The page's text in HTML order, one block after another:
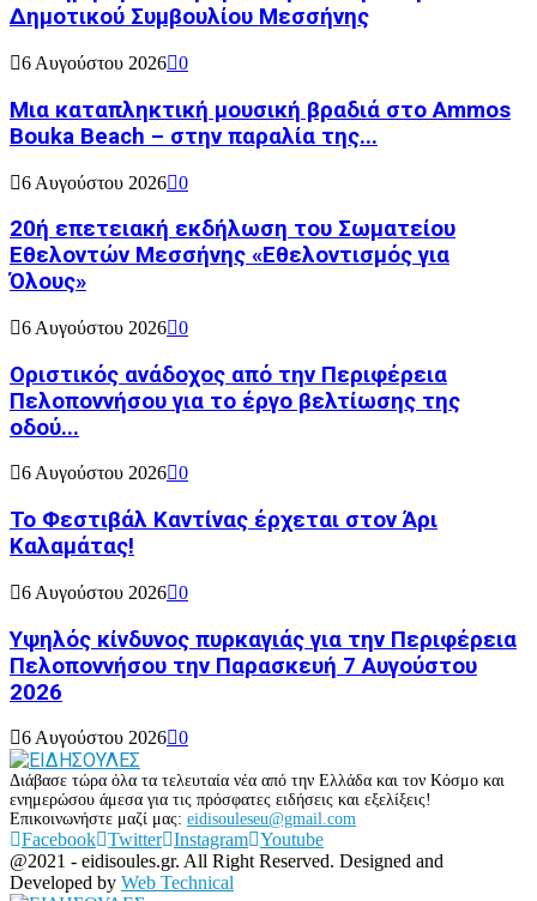
Δημοτικού Συμβουλίου Μεσσήνης
6 Αυγούστου 2026 0
Μια καταπληκτική μουσική βραδιά στο Ammos
Bouka Beach – στην παραλία της...
6 Αυγούστου 2026 0
20ή επετειακή εκδήλωση του Σωματείου
Εθελοντών Μεσσήνης «Εθελοντισμός για
Όλους»
6 Αυγούστου 2026 0
Οριστικός ανάδοχος από την Περιφέρεια
Πελοποννήσου για το έργο βελτίωσης της
οδού...
6 Αυγούστου 2026 0
Το Φεστιβάλ Καντίνας έρχεται στον Άρι
Καλαμάτας!
6 Αυγούστου 2026 0
Υψηλός κίνδυνος πυρκαγιάς για την Περιφέρεια
Πελοποννήσου την Παρασκευή 7 Αυγούστου
2026
6 Αυγούστου 2026 0
Διάβασε τώρα όλα τα τελευταία νέα από την Ελλάδα και τον Κόσμο και
ενημερώσου άμεσα για τις πρόσφατες ειδήσεις και εξελίξεις!
Επικοινωνήστε μαζί μας: eidisouleseu@gmail.com
Facebook Twitter Instagram Youtube
@2021 - eidisoules.gr. All Right Reserved. Designed and
Developed by Web Technical